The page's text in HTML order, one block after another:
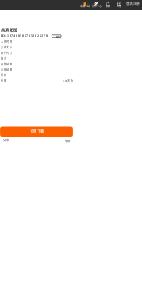
收藏本站 创作中心 收藏 充值
登录 |注册
高清贴图
ID: 1974005857053626370 复制
上传时间
文件大小
图片尺寸
格式
品牌贴图
无缝贴图
授权
价格 0.00艺币
立即下载
分享 举报